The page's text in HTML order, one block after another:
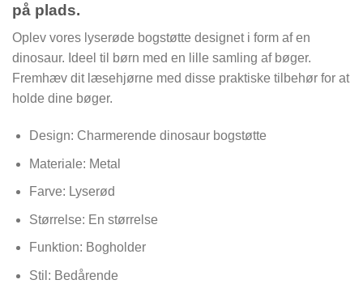
på plads.
Oplev vores lyserøde bogstøtte designet i form af en
dinosaur. Ideel til børn med en lille samling af bøger.
Fremhæv dit læsehjørne med disse praktiske tilbehør for at
holde dine bøger.
Design: Charmerende dinosaur bogstøtte
Materiale: Metal
Farve: Lyserød
Størrelse: En størrelse
Funktion: Bogholder
Stil: Bedårende